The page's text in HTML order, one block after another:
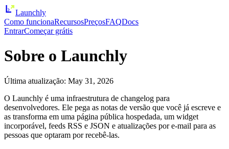
Launchly
Como funcionaRecursosPreçosFAQDocs
EntrarComeçar grátis
Sobre o Launchly
Última atualização: May 31, 2026
O Launchly é uma infraestrutura de changelog para
desenvolvedores. Ele pega as notas de versão que você já escreve e
as transforma em uma página pública hospedada, um widget
incorporável, feeds RSS e JSON e atualizações por e-mail para as
pessoas que optaram por recebê-las.